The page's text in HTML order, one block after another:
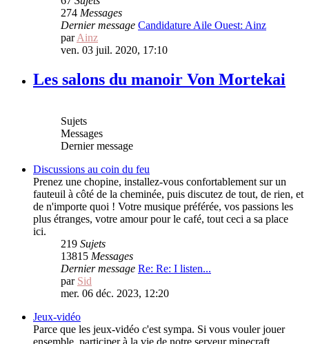
274 Messages
Dernier message Candidature Aile Ouest: Ainz
parAinz
ven. 03 juil. 2020, 17:10
Les salons du manoir Von Mortekai
Sujets
Messages
Dernier message
Discussions au coin du feu
Prenez une chopine, installez-vous confortablement sur un
fauteuil à côté de la cheminée, puis discutez de tout, de rien, et
de n'importe quoi ! Votre musique préférée, vos passions les
plus étranges, votre amour pour le café, tout ceci a sa place
ici.
219 Sujets
13815 Messages
Dernier message Re: Re: I listen...
par Sid
mer. 06 déc. 2023, 12:20
Jeux-vidéo
Parce que les jeux-vidéo c'est sympa. Si vous vouler jouer
ensemble, participer à la vie de notre serveur minecraft,